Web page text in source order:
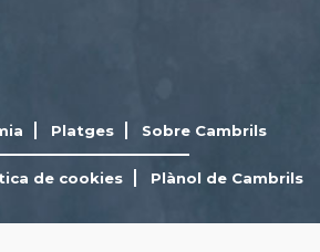
Platges Sobre Cambrils
de cookies Plànol de Cambrils